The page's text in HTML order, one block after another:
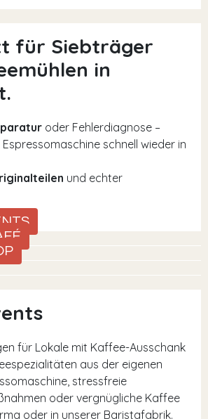
für Siebträger
in
oder Fehlerdiagnose –
schnell wieder in
und echter
für Lokale mit Kaffee-Ausschank
aus der eigenen
stressfreie
oder vergnügliche Kaffee
oder in unserer Baristafabrik.